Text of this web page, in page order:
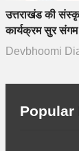
उत्तराखंड की
कार्यक्रम सुर
Devbhoomi
Popular